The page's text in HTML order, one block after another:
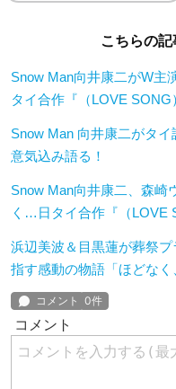
こちらの
Snow Man向井康二がW主
タイ合作『（LOVE SONG
Snow Man 向井康二がタ
意気込み語る！
Snow Man向井康二、森崎
く…日タイ合作『（LOVE
浜辺美波＆目黒蓮が葬祭プ
指す感動の物語「ほどな